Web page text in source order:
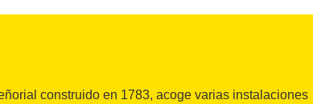
construido en 1783, acoge varias instalaciones